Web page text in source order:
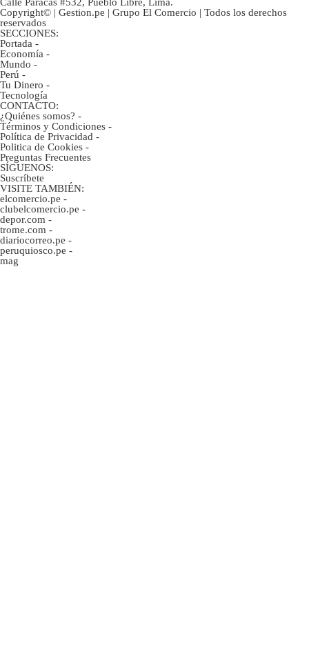
Copyright© | Gestion.pe | Grupo El Comercio | Todos los derechos
reservados
SECCIONES:
Portada -
Economía -
Mundo -
Perú -
Tu Dinero -
Tecnología
CONTACTO:
¿Quiénes somos? -
Términos y Condiciones -
Política de Privacidad -
Politica de Cookies -
Preguntas Frecuentes
SÍGUENOS:
Suscríbete
VISITE TAMBIÉN:
elcomercio.pe -
clubelcomercio.pe -
depor.com -
trome.com -
diariocorreo.pe -
peruquiosco.pe -
mag